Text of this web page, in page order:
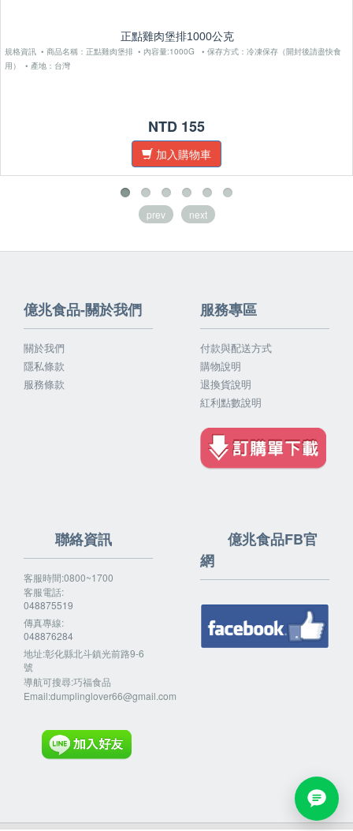
正點雞肉堡排1000公克
規格資訊 • 商品名稱：正點雞肉堡排 • 內容量:1000G • 保存方式：冷凍保存（開封後請盡快食
用） • 產地：台灣
NTD 155
加入購物車
prev next
億兆食品-關於我們
關於我們
隱私條款
服務條款
服務專區
付款與配送方式
購物說明
退換貨說明
紅利點數說明
聯絡資訊
客服時間:0800~1700
客服電話:
048875519
傳真專線:
048876284
地址:彰化縣北斗鎮光前路9-6
號
導航可搜尋:巧福食品
Email:dumplinglover66@gmail.com
億兆食品FB官
網